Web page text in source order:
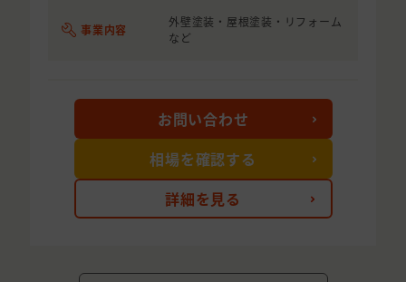
事業内容
外壁塗装・屋根塗装・リフォーム
など
詳細を見る
お問い合わせ
相場を確認する